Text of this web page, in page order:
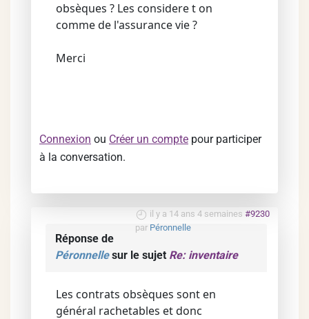
obsèques ? Les considere t on
comme de l'assurance vie ?
Merci
Connexion ou Créer un compte pour participer
à la conversation.
il y a 14 ans 4 semaines #9230
par Péronnelle
Réponse de
Péronnellesur le sujet Re: inventaire
Les contrats obsèques sont en
général rachetables et donc